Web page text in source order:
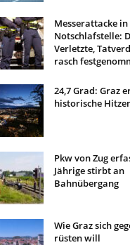
Messerattacke in
Notschlafstelle:
Verletzte,
rasch
24,7 Grad: Graz
historische
Pkw von Zug
Jährige stirbt an
Bahnübergang
Wie Graz sich
rüsten will